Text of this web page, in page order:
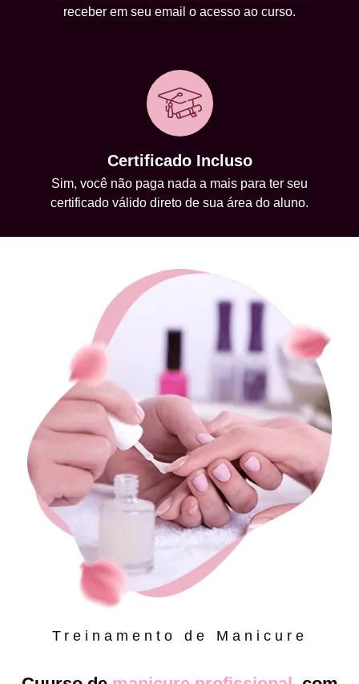
receber em seu email o acesso ao curso.
Certificado Incluso
Sim, você não paga nada a mais para ter seu
certificado válido direto de sua área do aluno.
Treinamento de Manicure